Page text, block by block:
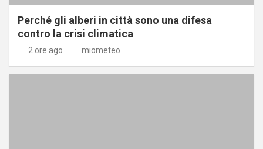
Perché gli alberi in città sono una difesa
contro la crisi climatica
2 ore ago miometeo